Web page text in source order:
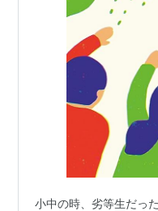
小中の時、劣等生だっ